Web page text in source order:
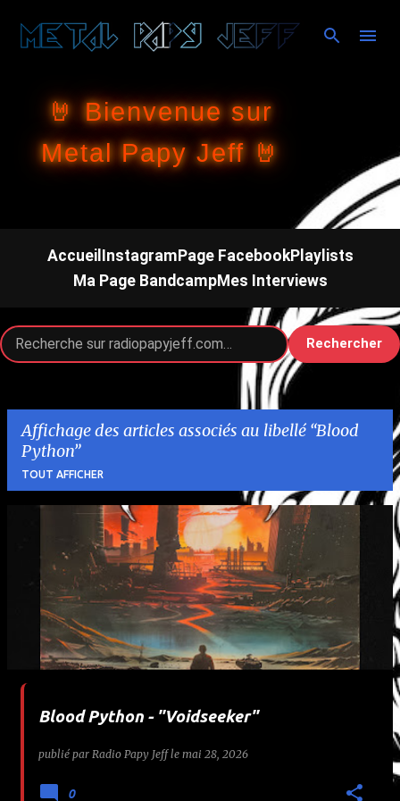
Accéder au contenu principal
🤘 Bienvenue sur
Metal Papy Jeff 🤘
Accueil InstagramPage FacebookPlaylists
Ma Page BandcampMes Interviews
Rechercher
Affichage des articles associés au libellé Blood
Python
TOUT AFFICHER
Blood Python - "Voidseeker"
publié par Radio Papy Jeff le mai 28, 2026
0